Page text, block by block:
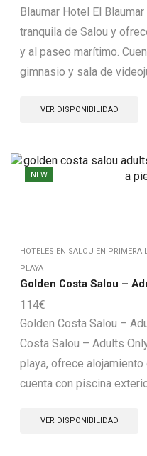
Blaumar Hotel El
tranquila de Salou y
y al paseo marítimo.
gimnasio y sala de
VER DISPONIBILIDAD
NEW
HOTELES EN SALOU EN PRIMERA
PLAYA
Golden Costa Salou –
114€
Golden Costa Salou –
Costa Salou – Adults
playa, ofrece
cuenta con piscina
VER DISPONIBILIDAD